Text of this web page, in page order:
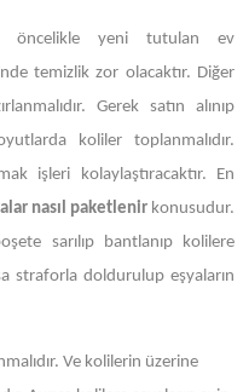
öncelikle yeni tutulan ev
temizlik zor olacaktır. Diğer
Gerek satın alınıp
koliler toplanmalıdır.
işleri kolaylaştıracaktır. En
nasıl paketlenir konusudur.
sarılıp bantlanıp kolilere
straforla doldurulup eşyaların
Ve kolilerin üzerine